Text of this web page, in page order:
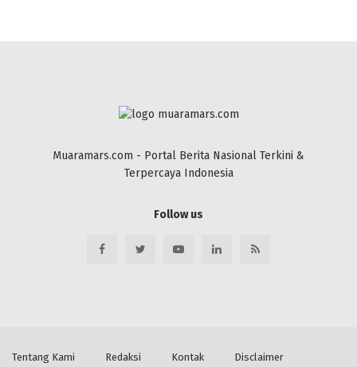
Muaramars.com - Portal Berita Nasional Terkini &
Terpercaya Indonesia
Follow us
Tentang Kami Redaksi Kontak
Disclaimer